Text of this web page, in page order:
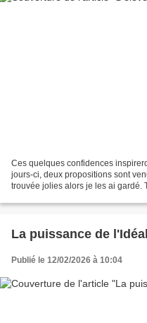
Ces quelques confidences
jours-ci, deux propositions sont
trouvée jolies alors je les ai gardé.
La puissance de l'Idéal
Publié le 12/02/2026 à 10:04